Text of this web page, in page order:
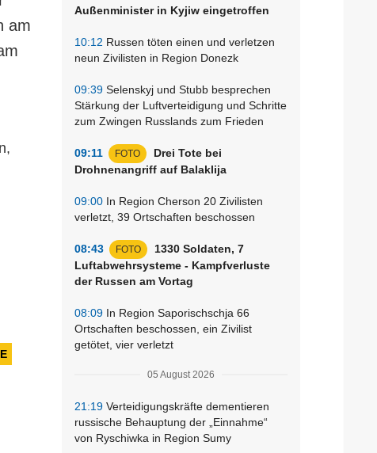
Außenminister in Kyjiw eingetroffen
10:12 Russen töten einen und verletzen
neun Zivilisten in Region Donezk
09:39 Selenskyj und Stubb besprechen
Stärkung der Luftverteidigung und Schritte
zum Zwingen Russlands zum Frieden
09:11 FOTO
Drei Tote bei
Drohnenangriff auf Balaklija
09:00 In Region Cherson 20 Zivilisten
verletzt, 39 Ortschaften beschossen
08:43 FOTO
1330 Soldaten, 7
Luftabwehrsysteme - Kampfverluste
der Russen am Vortag
08:09 In Region Saporischschja 66
Ortschaften beschossen, ein Zivilist
getötet, vier verletzt
05 August 2026
21:19 Verteidigungskräfte dementieren
russische Behauptung der „Einnahme“
von Ryschiwka in Region Sumy
am